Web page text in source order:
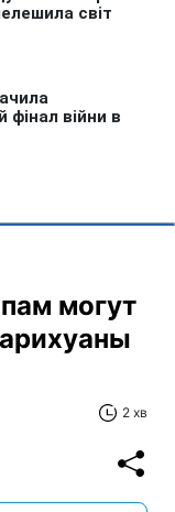
могут
2 хв